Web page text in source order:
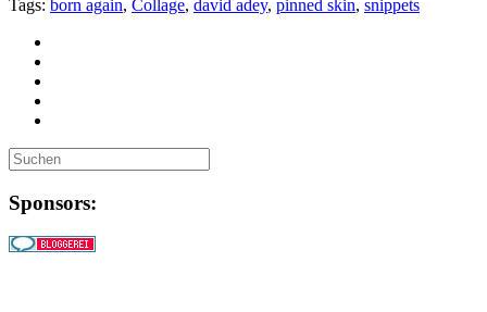
Tags: born again, Collage, david adey, pinned skin, snippets
Sponsors: